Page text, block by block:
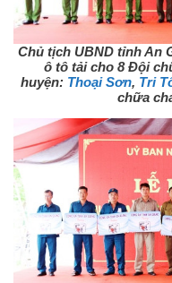
Chủ tịch UBND tỉnh An
ô tô tải cho 8 Đội
huyện: Thoại Sơn, Tri
chữa